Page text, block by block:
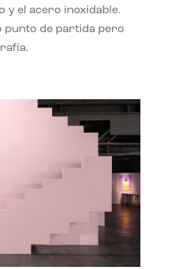
y el acero inoxidable.
punto de partida pero